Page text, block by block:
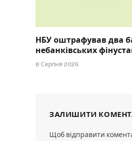
НБУ оштрафував два
небанківських
8 Серпня 2026
ЗАЛИШИТИ
Щоб відправити